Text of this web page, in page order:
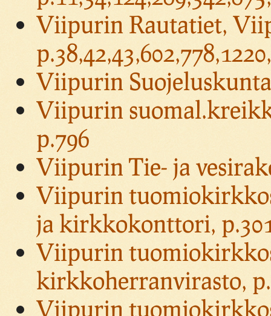
Viipurin Rautatiet,
Viipurin
Viipurin
p.796
Viipurin Tie- ja
Viipurin
ja kirkkokonttori,
Viipurin
kirkkoherranvirasto,
Viipurin